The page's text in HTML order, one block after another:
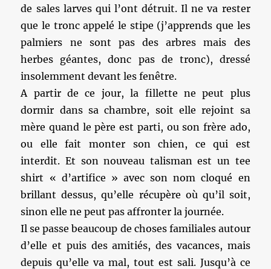
de sales larves qui l’ont détruit. Il ne va rester
que le tronc appelé le stipe (j’apprends que les
palmiers ne sont pas des arbres mais des
herbes géantes, donc pas de tronc), dressé
insolemment devant les fenêtre.
A partir de ce jour, la fillette ne peut plus
dormir dans sa chambre, soit elle rejoint sa
mère quand le père est parti, ou son frère ado,
ou elle fait monter son chien, ce qui est
interdit. Et son nouveau talisman est un tee
shirt « d’artifice » avec son nom cloqué en
brillant dessus, qu’elle récupère où qu’il soit,
sinon elle ne peut pas affronter la journée.
Il se passe beaucoup de choses familiales autour
d’elle et puis des amitiés, des vacances, mais
depuis qu’elle va mal, tout est sali. Jusqu’à ce